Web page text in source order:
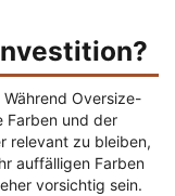
Oversize-
Farben und der
relevant zu bleiben,
auffälligen Farben
vorsichtig sein.